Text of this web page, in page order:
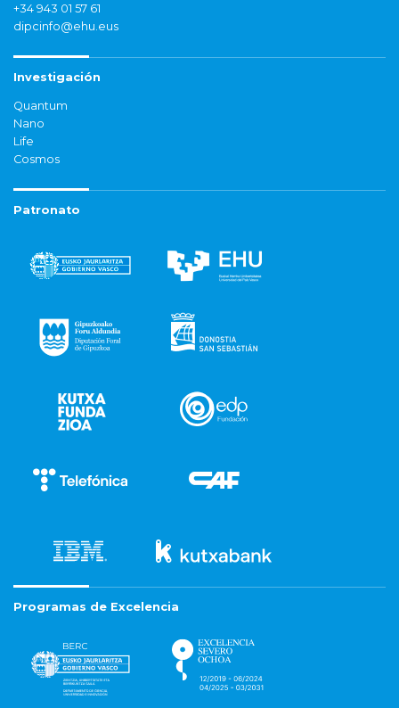
+34 943 01 57 61
dipcinfo@ehu.eus
Investigación
Quantum
Nano
Life
Cosmos
Patronato
Programas de Excelencia